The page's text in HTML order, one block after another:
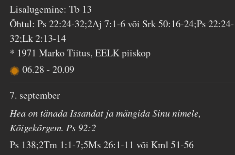
Lisalugemine: Tb 13
Õhtul: Ps 22:24-32;2Aj 7:1-6 või Srk 50:16-24;Ps 22:24-
32;Lk 2:13-14
* 1971 Marko Tiitus, EELK piiskop
06.28-20.09
7. september
Hea on tänada Issandat ja mängida Sinu nimele,
Kõigekõrgem. Ps 92:2
Ps 138;2Tm 1:1-7;5Ms 26:1-11 või Kml 51-56